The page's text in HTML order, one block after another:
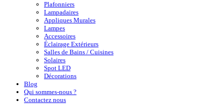
Plafonniers
Lampadaires
Appliques Murales
Lampes
Accessoires
Éclairage Extérieurs
Salles de Bains / Cuisines
Solaires
Spot LED
Décorations
Blog
Qui sommes-nous ?
Contactez nous